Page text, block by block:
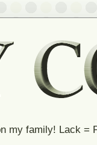
my family! Lack